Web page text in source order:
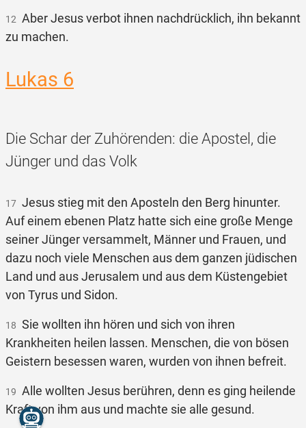
12 Aber Jesus verbot ihnen nachdrücklich, ihn bekannt
zu machen.
Lukas 6
Die Schar der Zuhörenden: die Apostel, die
Jünger und das Volk
17 Jesus stieg mit den Aposteln den Berg hinunter.
Auf einem ebenen Platz hatte sich eine große Menge
seiner Jünger versammelt, Männer und Frauen, und
dazu noch viele Menschen aus dem ganzen jüdischen
Land und aus Jerusalem und aus dem Küstengebiet
von Tyrus und Sidon.
18 Sie wollten ihn hören und sich von ihren
Krankheiten heilen lassen. Menschen, die von bösen
Geistern besessen waren, wurden von ihnen befreit.
19 Alle wollten Jesus berühren, denn es ging heilende
Kraft von ihm aus und machte sie alle gesund.